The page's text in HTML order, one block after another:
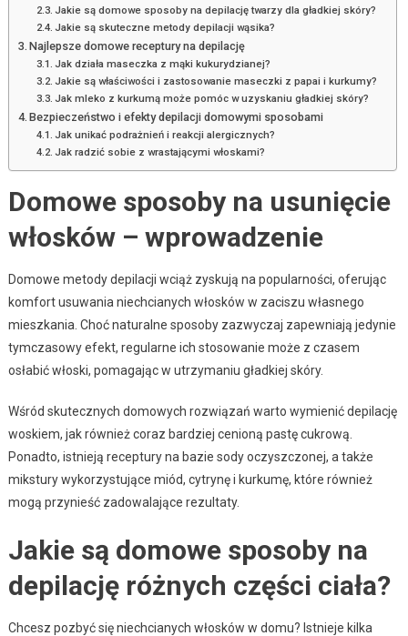
Jakie są domowe sposoby na depilację twarzy dla gładkiej skóry?
Jakie są skuteczne metody depilacji wąsika?
Najlepsze domowe receptury na depilację
Jak działa maseczka z mąki kukurydzianej?
Jakie są właściwości i zastosowanie maseczki z papai i kurkumy?
Jak mleko z kurkumą może pomóc w uzyskaniu gładkiej skóry?
Bezpieczeństwo i efekty depilacji domowymi sposobami
Jak unikać podrażnień i reakcji alergicznych?
Jak radzić sobie z wrastającymi włoskami?
Domowe sposoby na usunięcie
włosków – wprowadzenie
Domowe metody depilacji wciąż zyskują na popularności, oferując
komfort usuwania niechcianych włosków w zaciszu własnego
mieszkania. Choć naturalne sposoby zazwyczaj zapewniają jedynie
tymczasowy efekt, regularne ich stosowanie może z czasem
osłabić włoski, pomagając w utrzymaniu gładkiej skóry.
Wśród skutecznych domowych rozwiązań warto wymienić depilację
woskiem, jak również coraz bardziej cenioną pastę cukrową.
Ponadto, istnieją receptury na bazie sody oczyszczonej, a także
mikstury wykorzystujące miód, cytrynę i kurkumę, które również
mogą przynieść zadowalające rezultaty.
Jakie są domowe sposoby na
depilację różnych części ciała?
Chcesz pozbyć się niechcianych włosków w domu? Istnieje kilka